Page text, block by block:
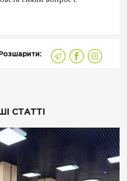
Розшарити:
СТАТТІ